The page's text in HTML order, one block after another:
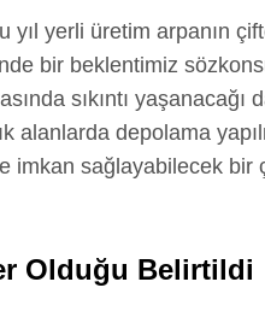
yıl yerli üretim arpanın
bir beklentimiz
sıkıntı yaşanacağı
alanlarda depolama
sağlayabilecek bir
Olduğu Belirtildi